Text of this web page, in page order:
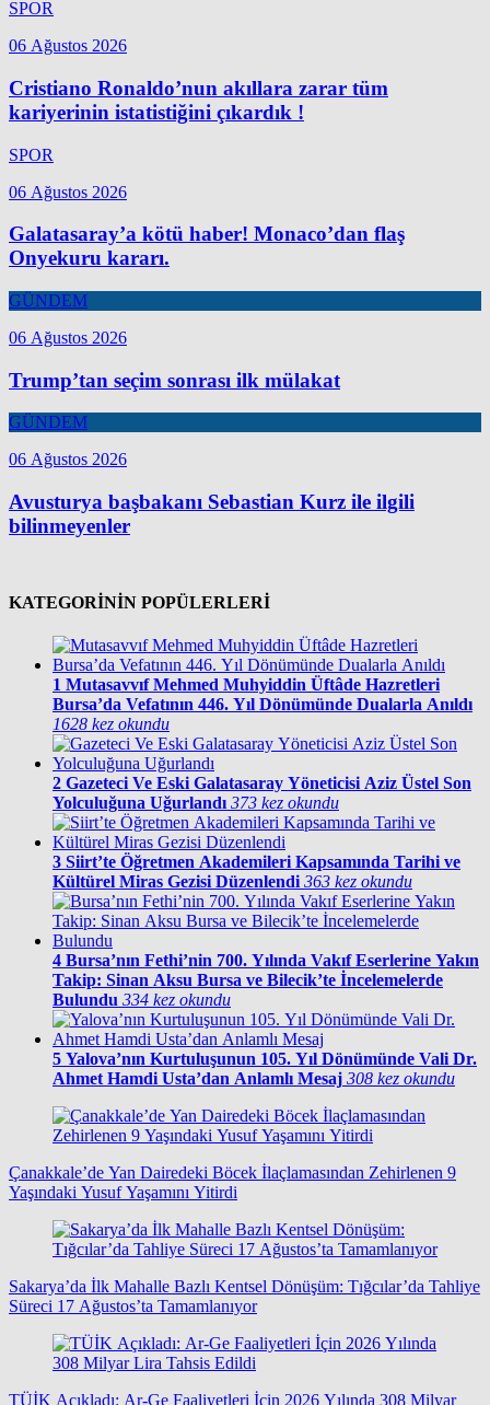
SPOR
06 Ağustos 2026
Cristiano Ronaldo’nun akıllara zarar tüm
kariyerinin istatistiğini çıkardık !
SPOR
06 Ağustos 2026
Galatasaray’a kötü haber! Monaco’dan flaş
Onyekuru kararı.
GÜNDEM
06 Ağustos 2026
Trump’tan seçim sonrası ilk mülakat
GÜNDEM
06 Ağustos 2026
Avusturya başbakanı Sebastian Kurz ile ilgili
bilinmeyenler
KATEGORİNİN POPÜLERLERİ
1 Mutasavvıf Mehmed Muhyiddin Üftâde Hazretleri
Bursa’da Vefatının 446. Yıl Dönümünde Dualarla Anıldı
1628 kez okundu
2 Gazeteci Ve Eski Galatasaray Yöneticisi Aziz Üstel Son
Yolculuğuna Uğurlandı 373 kez okundu
3 Siirt’te Öğretmen Akademileri Kapsamında Tarihi ve
Kültürel Miras Gezisi Düzenlendi 363 kez okundu
4 Bursa’nın Fethi’nin 700. Yılında Vakıf Eserlerine Yakın
Takip: Sinan Aksu Bursa ve Bilecik’te İncelemelerde
Bulundu 334 kez okundu
5 Yalova’nın Kurtuluşunun 105. Yıl Dönümünde Vali Dr.
Ahmet Hamdi Usta’dan Anlamlı Mesaj 308 kez okundu
Çanakkale’de Yan Dairedeki Böcek İlaçlamasından Zehirlenen 9
Yaşındaki Yusuf Yaşamını Yitirdi
Sakarya’da İlk Mahalle Bazlı Kentsel Dönüşüm: Tığcılar’da Tahliye
Süreci 17 Ağustos’ta Tamamlanıyor
TÜİK Açıkladı: Ar-Ge Faaliyetleri İçin 2026 Yılında 308 Milyar